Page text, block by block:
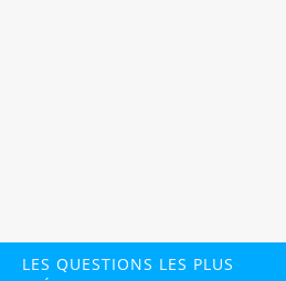
LES QUESTIONS LES PLUS